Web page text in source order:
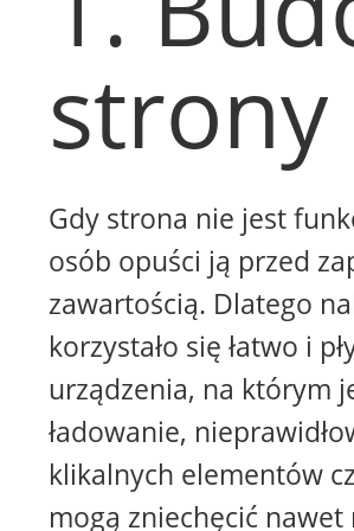
strony
Gdy strona nie jest
osób opuści ją przed
zawartością. Dlatego
korzystało się łatwo i
urządzenia, na którym
ładowanie,
klikalnych elementów
mogą zniechęcić